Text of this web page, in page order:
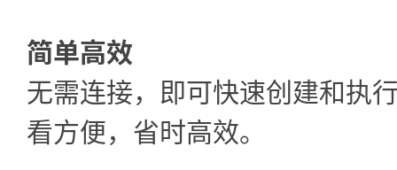
简单高效
无需连接，即可快速创建和执
看方便，省时高效。